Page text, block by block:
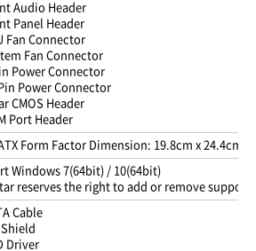
Audio Header
Panel Header
Fan Connector
Fan Connector
Power Connector
Power Connector
CMOS Header
Port Header
Form Factor Dimension: 19.8cm x 24.4cm (
Windows 7(64bit) / 10(64bit)
reserves the right to add or remove
Cable
Driver